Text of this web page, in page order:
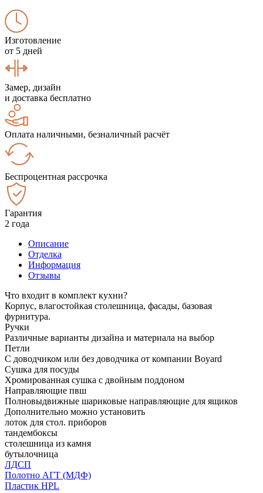
Изготовление
от 5 дней
Замер, дизайн
и доставка бесплатно
Оплата наличными, безналичный расчёт
Беспроцентная рассрочка
Гарантия
2 года
Описание
Отделка
Информация
Отзывы
Что входит в комплект кухни?
Корпус, влагостойкая столешница, фасады, базовая
фурнитура.
Ручки
Различные варианты дизайна и материала на выбор
Петли
С доводчиком или без доводчика от компании Boyard
Сушка для посуды
Хромированная сушка с двойным поддоном
Направляющие пвш
Полновыдвижные шариковые направляющие для ящиков
Дополнительно можно установить
лоток для стол. приборов
тандембоксы
столешница из камня
бутылочница
ЛДСП
Полотно АГТ (МДФ)
Пластик HPL